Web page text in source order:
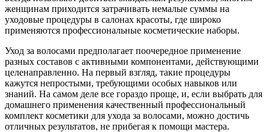
женщинам приходится затрачивать немалые суммы на
уходовые процедуры в салонах красоты, где широко
применяются профессиональные косметические наборы.
Уход за волосами предполагает поочередное применение
разных составов с активными компонентами, действующими
целенаправленно. На первый взгляд, такие процедуры
кажутся непростыми, требующими особых навыков или
знаний. На самом деле все гораздо проще, и, если выбрать для
домашнего применения качественный профессиональный
комплект косметики для ухода за волосами, можно достичь
отличных результатов, не прибегая к помощи мастера.